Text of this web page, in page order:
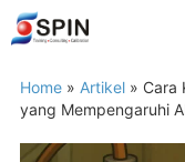
Home » Artikel » Cara
yang Mempengaruhi